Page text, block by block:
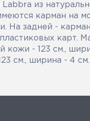
из
карман на
На задней -
карт.
кожи - 123 см.,
см., ширина - 4